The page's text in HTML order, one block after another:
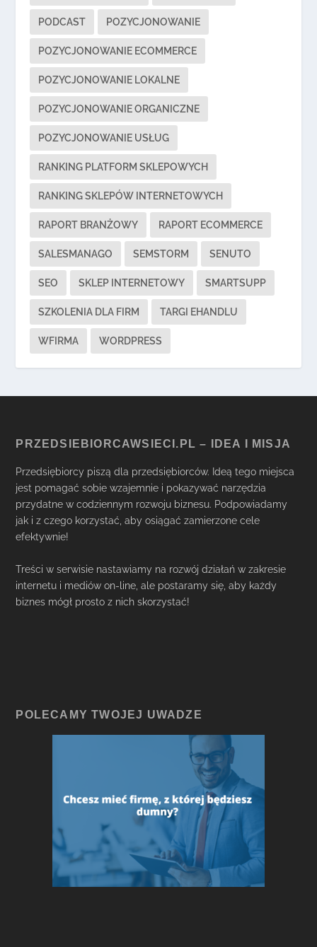
PODCAST POZYCJONOWANIE
POZYCJONOWANIE ECOMMERCE
POZYCJONOWANIE LOKALNE
POZYCJONOWANIE ORGANICZNE
POZYCJONOWANIE USŁUG
RANKING PLATFORM SKLEPOWYCH
RANKING SKLEPÓW INTERNETOWYCH
RAPORT BRANŻOWY RAPORT ECOMMERCE
SALESMANAGO SEMSTORM SENUTO
SEO SKLEP INTERNETOWY SMARTSUPP
SZKOLENIA DLA FIRM TARGI EHANDLU
WFIRMA WORDPRESS
PRZEDSIEBIORCAWSIECI.PL – IDEA I MISJA
Przedsiębiorcy piszą dla przedsiębiorców. Ideą tego miejsca
jest pomagać sobie wzajemnie i pokazywać narzędzia
przydatne w codziennym rozwoju biznesu. Podpowiadamy
jak i z czego korzystać, aby osiągać zamierzone cele
efektywnie!
Treści w serwisie nastawiamy na rozwój działań w zakresie
internetu i mediów on-line, ale postaramy się, aby każdy
biznes mógł prosto z nich skorzystać!
POLECAMY TWOJEJ UWADZE